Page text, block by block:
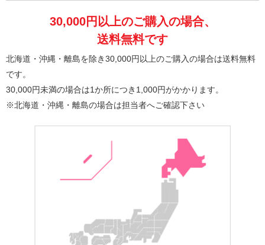
30,000円以上のご購入の場合、
送料無料です
北海道・沖縄・離島を除き30,000円以上のご購入の場合は送料無料
です。
30,000円未満の場合は1か所につき1,000円がかかります。
※北海道・沖縄・離島の場合は担当者へご確認下さい